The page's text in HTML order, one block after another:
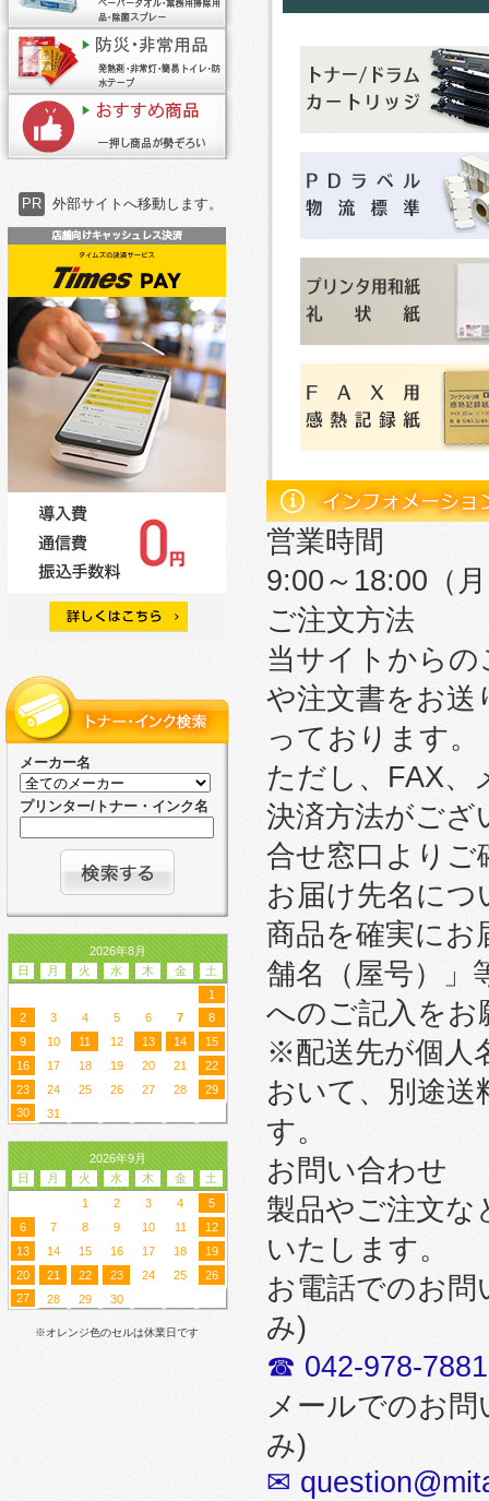
PR 外部サイトへ移動します。
メーカー名
プリンター/トナー・インク名
2026年8月
日
月 火 水 木 金
土
1
2
3 4 5 6 7
8
9
10 11 12 13 14
15
16
17 18 19 20 21
22
23
24 25 26 27 28
29
30
31
2026年9月
日
月 火 水 木 金
土
1
2 3 4
5
6
7 8 9 10 11
12
13
14 15 16 17 18
19
20
21 22 23 24 25
26
27
28 29 30
※オレンジ色のセルは休業日です
営業時間
9:00～18:00（
ご注文方法
当サイトから
や注文書をお送
っております。
ただし、FAX、
決済方法がござ
合せ窓口よりご
お届け先名につ
商品を確実にお
舗名（屋号）」
へのご記入をお
※配送先が個人
おいて、別途送
す。
お問い合わせ
製品やご注文な
いたします。
お電話でのお
み)
☎ 042-978-7881
メールでのお
み)
✉